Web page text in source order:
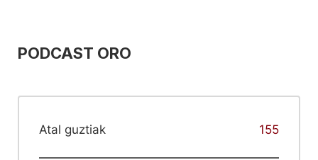
PODCAST ORO
Atal guztiak 155